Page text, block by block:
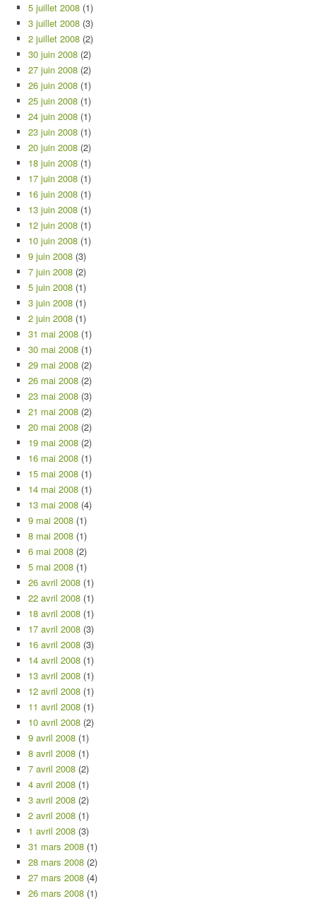
5 juillet 2008 (1)
3 juillet 2008 (3)
2 juillet 2008 (2)
30 juin 2008 (2)
27 juin 2008 (2)
26 juin 2008 (1)
25 juin 2008 (1)
24 juin 2008 (1)
23 juin 2008 (1)
20 juin 2008 (2)
18 juin 2008 (1)
17 juin 2008 (1)
16 juin 2008 (1)
13 juin 2008 (1)
12 juin 2008 (1)
10 juin 2008 (1)
9 juin 2008 (3)
7 juin 2008 (2)
5 juin 2008 (1)
3 juin 2008 (1)
2 juin 2008 (1)
31 mai 2008 (1)
30 mai 2008 (1)
29 mai 2008 (2)
26 mai 2008 (2)
23 mai 2008 (3)
21 mai 2008 (2)
20 mai 2008 (2)
19 mai 2008 (2)
16 mai 2008 (1)
15 mai 2008 (1)
14 mai 2008 (1)
13 mai 2008 (4)
9 mai 2008 (1)
8 mai 2008 (1)
6 mai 2008 (2)
5 mai 2008 (1)
26 avril 2008 (1)
22 avril 2008 (1)
18 avril 2008 (1)
17 avril 2008 (3)
16 avril 2008 (3)
14 avril 2008 (1)
13 avril 2008 (1)
12 avril 2008 (1)
11 avril 2008 (1)
10 avril 2008 (2)
9 avril 2008 (1)
8 avril 2008 (1)
7 avril 2008 (2)
4 avril 2008 (1)
3 avril 2008 (2)
2 avril 2008 (1)
1 avril 2008 (3)
31 mars 2008 (1)
28 mars 2008 (2)
27 mars 2008 (4)
26 mars 2008 (1)